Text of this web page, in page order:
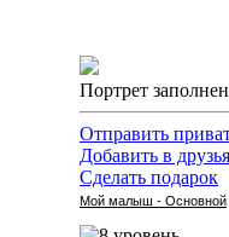
Портрет
Отправить
Добавить в друзья
Сделать подарок
Мой малыш - Основной